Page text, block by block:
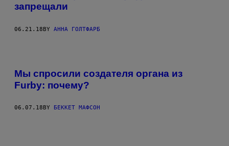
запрещали
06.21.18BY АННА ГОЛТФАРБ
Мы спросили создателя органа из
Furby: почему?
06.07.18 BY БЕККЕТ МАФСОН